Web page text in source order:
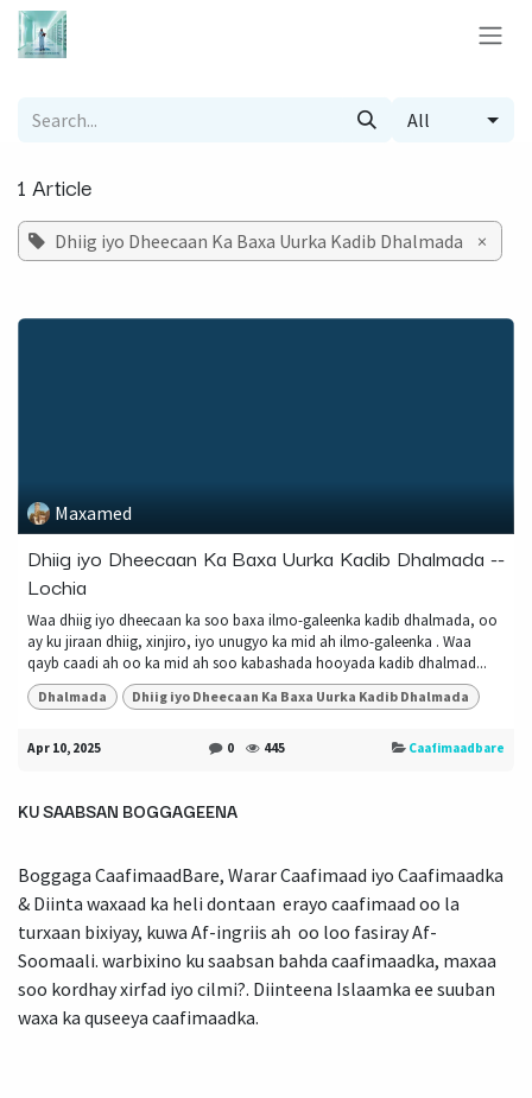
Skip to Content
All
1 Article
Dhiig iyo Dheecaan Ka Baxa Uurka Kadib Dhalmada ×
Maxamed
Dhiig iyo Dheecaan Ka Baxa Uurka Kadib Dhalmada --
Lochia
Waa dhiig iyo dheecaan ka soo baxa ilmo-galeenka kadib dhalmada, oo
ay ku jiraan dhiig, xinjiro, iyo unugyo ka mid ah ilmo-galeenka . Waa
qayb caadi ah oo ka mid ah soo kabashada hooyada kadib dhalmad...
Dhalmada Dhiig iyo Dheecaan Ka Baxa Uurka Kadib Dhalmada
Apr 10, 2025 0 445 Caafimaadbare
KU SAABSAN BOGGAGEENA
Boggaga CaafimaadBare, Warar Caafimaad iyo Caafimaadka
& Diinta waxaad ka heli dontaan erayo caafimaad oo la
turxaan bixiyay, kuwa Af-ingriis ah oo loo fasiray Af-
Soomaali. warbixino ku saabsan bahda caafimaadka, maxaa
soo kordhay xirfad iyo cilmi?. Diinteena Islaamka ee suuban
waxa ka quseeya caafimaadka.